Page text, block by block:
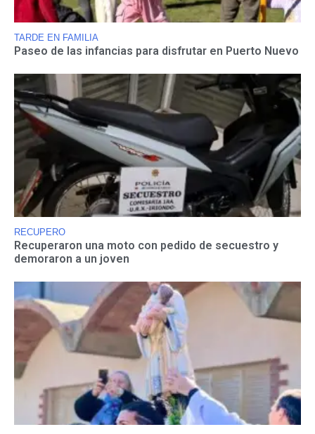
TARDE EN FAMILIA
Paseo de las infancias para disfrutar en Puerto Nuevo
RECUPERO
Recuperaron una moto con pedido de secuestro y
demoraron a un joven